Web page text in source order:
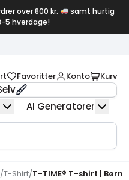
over 800 kr.
samt hurtig
5 hverdage!
Favoritter Konto Kurv
AI Generatorer
/T-Shirt/T-TIME® T-shirt | Børn